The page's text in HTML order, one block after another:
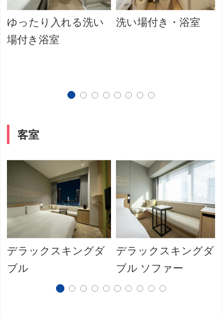
ゆったり入れる洗い
場付き浴室
洗い場付き・浴室
客室
デラックスキングダ
ブル
デラックスキングダ
ブル ソファー